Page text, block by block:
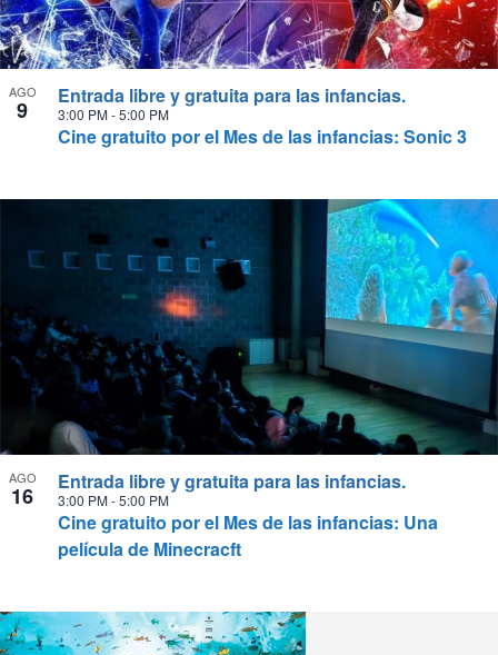
AGO
9
Cine gratuito por el Mes de las infancias: Sonic 3
3:00 PM-5:00 PM
Entrada libre y gratuita para las infancias.
AGO
16
Cine gratuito por el Mes de las infancias: Una
película de Minecracft
3:00 PM-5:00 PM
Entrada libre y gratuita para las infancias.